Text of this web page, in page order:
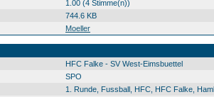
1.00 (4 Stimme(n))
744.6 KB
Moeller
HFC Falke - SV West-Eimsbuettel
SPO
1. Runde, Fussball, HFC, HFC Falke,